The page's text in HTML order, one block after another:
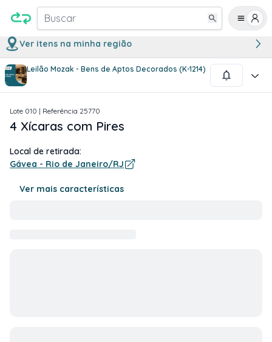
Buscar
Ver itens na minha região
Leilão Mozak - Bens de Aptos Decorados (K-1214)
1/1
Lote 010 | Referência 25770
4 Xícaras com Pires
Local de retirada:
Gávea - Rio de Janeiro/RJ
Ver mais características